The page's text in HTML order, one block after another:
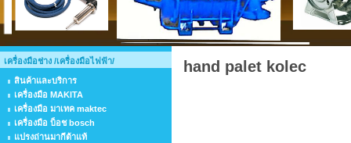
เครื่องมือช่าง /เครื่องมือไฟฟ้า/
สินค้าและบริการ
เครื่องมือ MAKITA
เครื่องมือ มาเทค maktec
เครื่องมือ บ็อช bosch
แปรงถ่านมากีต้าแท้
hand palet kolec